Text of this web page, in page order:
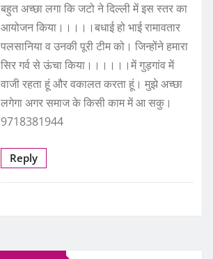
बहुत अच्छा लगा कि जटो ने दिल्ली में इस स्तर का
आयोजन किया।।।।।बधाई हो भाई रामावतार
पलसानिया व उनकी पूरी टीम को। जिन्होंने हमारा
सिर गर्व से ऊंचा किया।।।।।।में गुड़गांव में
वाजी रहता हूं और वकालत करता हूं। मुझे अच्छा
लगेगा अगर समाज के किसी काम में आ सकु।
9718381944
Reply